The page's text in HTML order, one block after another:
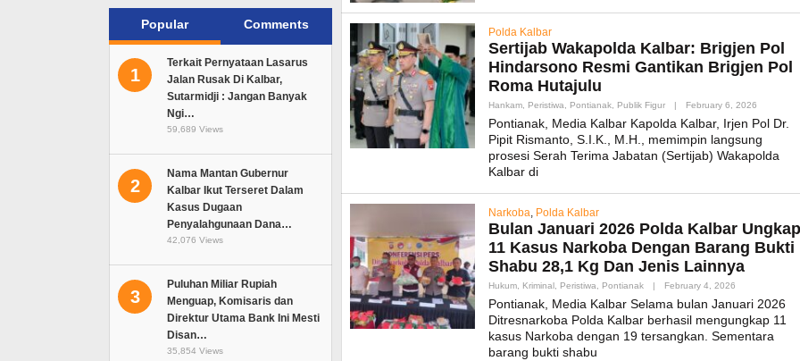
Popular Comments
1
Terkait Pernyataan Lasarus
Jalan Rusak Di Kalbar,
Sutarmidji : Jangan Banyak
Ngi…
59,689 Views
2
Nama Mantan Gubernur
Kalbar Ikut Terseret Dalam
Kasus Dugaan
Penyalahgunaan Dana…
42,076 Views
3
Puluhan Miliar Rupiah
Menguap, Komisaris dan
Direktur Utama Bank Ini Mesti
Disan…
35,854 Views
Polda Kalbar
Sertijab Wakapolda Kalbar: Brigjen Pol
Hindarsono Resmi Gantikan Brigjen Pol
Roma Hutajulu
Hankam, Peristiwa, Pontianak, Publik Figur | February 6, 2026
Pontianak, Media Kalbar Kapolda Kalbar, Irjen Pol Dr.
Pipit Rismanto, S.I.K., M.H., memimpin langsung
prosesi Serah Terima Jabatan (Sertijab) Wakapolda
Kalbar di
Narkoba, Polda Kalbar
Bulan Januari 2026 Polda Kalbar Ungkap
11 Kasus Narkoba Dengan Barang Bukti
Shabu 28,1 Kg Dan Jenis Lainnya
Hukum, Kriminal, Peristiwa, Pontianak | February 4, 2026
Pontianak, Media Kalbar Selama bulan Januari 2026
Ditresnarkoba Polda Kalbar berhasil mengungkap 11
kasus Narkoba dengan 19 tersangkan. Sementara
barang bukti shabu